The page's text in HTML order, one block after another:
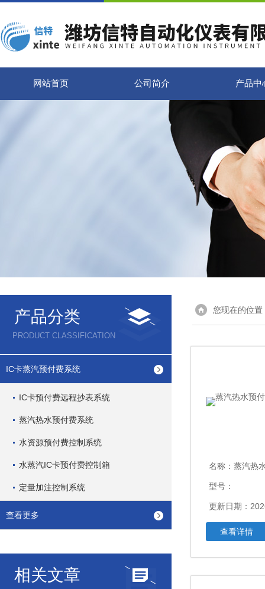
网站首页 公司简介 产品中
产品分类
PRODUCT CLASSIFICATION
IC卡蒸汽预付费系统
IC卡预付费远程抄表系统
蒸汽热水预付费系统
水资源预付费控制系统
水蒸汽IC卡预付费控制箱
定量加注控制系统
查看更多
相关文章
您现在的位置
名称： 蒸汽热水
型号：
更新日期：
查看详情